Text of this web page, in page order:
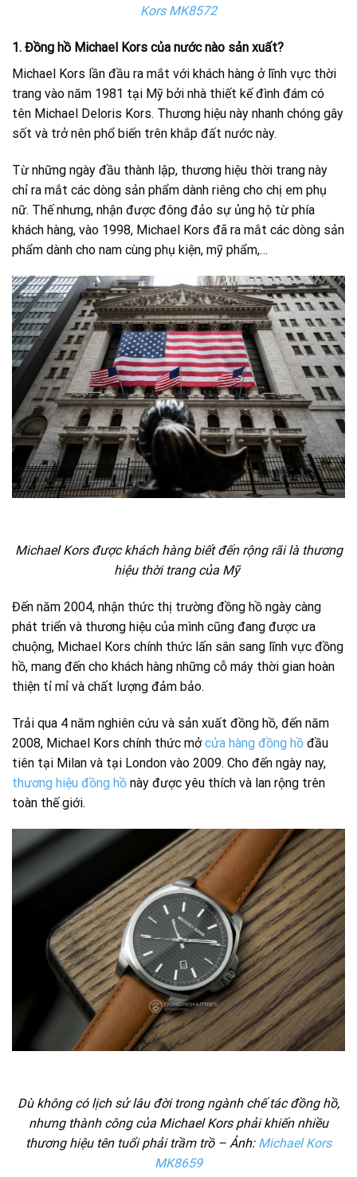
Kors MK8572
1. Đồng hồ Michael Kors của nước nào sản xuất?
Michael Kors lần đầu ra mắt với khách hàng ở lĩnh vực thời
trang vào năm 1981 tại Mỹ bởi nhà thiết kế đình đám có
tên Michael Deloris Kors. Thương hiệu này nhanh chóng gây
sốt và trở nên phổ biến trên khắp đất nước này.
Từ những ngày đầu thành lập, thương hiệu thời trang này
chỉ ra mắt các dòng sản phẩm dành riêng cho chị em phụ
nữ. Thế nhưng, nhận được đông đảo sự ủng hộ từ phía
khách hàng, vào 1998, Michael Kors đã ra mắt các dòng sản
phẩm dành cho nam cùng phụ kiện, mỹ phẩm,…
Michael Kors được khách hàng biết đến rộng rãi là thương
hiệu thời trang của Mỹ
Đến năm 2004, nhận thức thị trường đồng hồ ngày càng
phát triển và thương hiệu của mình cũng đang được ưa
chuộng, Michael Kors chính thức lấn sân sang lĩnh vực đồng
hồ, mang đến cho khách hàng những cỗ máy thời gian hoàn
thiện tỉ mỉ và chất lượng đảm bảo.
Trải qua 4 năm nghiên cứu và sản xuất đồng hồ, đến năm
2008, Michael Kors chính thức mởcửa hàng đồng hồ đầu
tiên tại Milan và tại London vào 2009. Cho đến ngày nay,
thương hiệu đồng hồ này được yêu thích và lan rộng trên
toàn thế giới.
Dù không có lịch sử lâu đời trong ngành chế tác đồng hồ,
nhưng thành công của Michael Kors phải khiến nhiều
thương hiệu tên tuổi phải trầm trồ – Ảnh: Michael Kors
MK8659